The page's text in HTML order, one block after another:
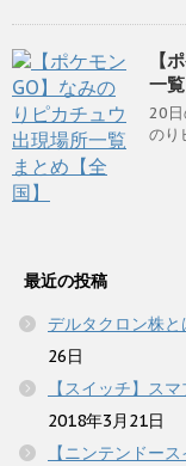
【
一
20日
のり
最近の投稿
デルタクロン株
26日
【スイッチ】ス
2018年3月21日
【ニンテンドー